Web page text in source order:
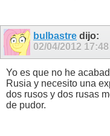
bulbastre dijo:
02/04/2012 17:48
Yo es que no he
Rusia y necesito una
dos rusos y dos rusas
de pudor.